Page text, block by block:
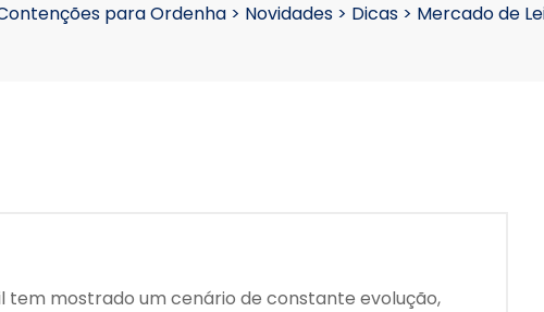
para Ordenha > Novidades > Dicas > Mercado de
tem mostrado um cenário de constante evolução,